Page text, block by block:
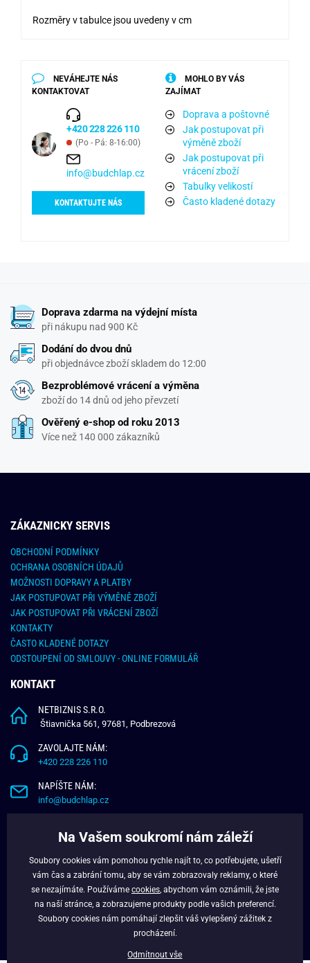
Rozměry v tabulce jsou uvedeny v cm
NEVÁHEJTE NÁS
KONTAKTOVAT
+420 228 226 110
(Po - Pá: 8-16:00)
info@budchlap.cz
KONTAKTUJTE NÁS
MOHLO BY VÁS
ZAJÍMAT
Doprava a poštovné
Jak postupovat při
výměně zboží
Jak postupovat při
vrácení zboží
Tabulky velikostí
Často kladené dotazy
Doprava zdarma na výdejní místa
při nákupu nad 900 Kč
Dodání do dvou dnů
při objednávce zboží skladem do 12:00
Bezproblémové vrácení a výměna
zboží do 14 dnů od jeho převzetí
Ověřený e-shop od roku 2013
Více než 140 000 zákazníků
ZÁKAZNICKY SERVIS
OBCHODNÍ PODMÍNKY
OCHRANA OSOBNÍCH ÚDAJŮ
MOŽNOSTI DOPRAVY A PLATBY
JAK POSTUPOVAT PŘI VÝMĚNĚ ZBOŽÍ
JAK POSTUPOVAT PŘI VRÁCENÍ ZBOŽÍ
KONTAKTY
ČASTO KLADENÉ DOTAZY
ODSTOUPENÍ OD SMLOUVY - ONLINE FORMULÁŘ
KONTAKT
NETBIZNIS S.R.O.
Štiavnička 561, 97681, Podbrezová
ZAVOLAJTE NÁM:
+420 228 226 110
NAPÍŠTE NÁM:
info@budchlap.cz
VĚRNOSTNÍ PROGRAM
FACEBOOK
Na Vašem soukromí nám záleží
Soubory cookies vám pomohou rychle najít to, co potřebujete, ušetří
vám čas a zabrání tomu, aby se vám zobrazovaly reklamy, o které
se nezajímáte. Používáme cookies , abychom vám oznámili, že jste
na naší stránce, a zobrazujeme produkty podle vašich preferencí.
Soubory cookies nám pomáhají zlepšit váš vylepšený zážitek z
procházení.
Odmítnout vše